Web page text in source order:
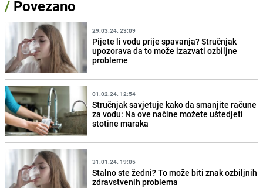
/ Povezano
29.03.24. 23:09
Pijete li vodu prije spavanja? Stručnjak
upozorava da to može izazvati ozbiljne
probleme
01.02.24. 12:54
Stručnjak savjetuje kako da smanjite račune
za vodu: Na ove načine možete uštedjeti
stotine maraka
31.01.24. 19:05
Stalno ste žedni? To može biti znak ozbiljnih
zdravstvenih problema